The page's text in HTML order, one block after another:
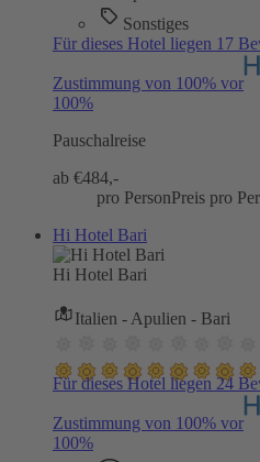
Sonstiges
Für dieses Hotel liegen 17
Zustimmung von 100% vor
100%
Pauschalreise
ab €484,-
pro PersonPreis pro
Hi Hotel Bari
Hi Hotel Bari
Italien - Apulien - Bari
Für dieses Hotel liegen 24
Zustimmung von 100% vor
100%